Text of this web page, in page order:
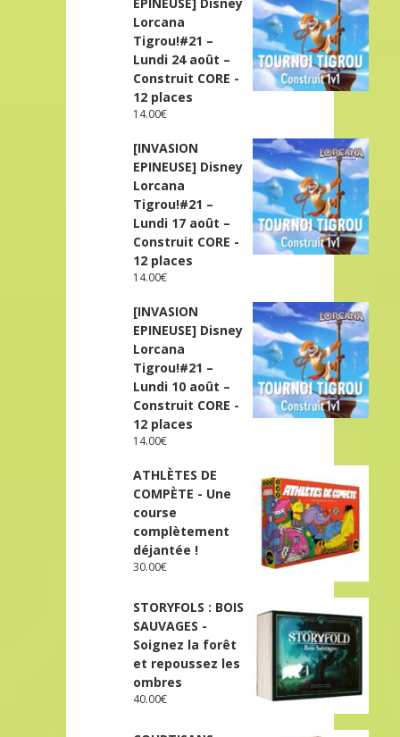
Lorcana
Tigrou!#21 –
Lundi 24 août –
Construit CORE -
12 places
14.00€
[INVASION
EPINEUSE] Disney
Lorcana
Tigrou!#21 –
Lundi 17 août –
Construit CORE -
12 places
14.00€
[INVASION
EPINEUSE] Disney
Lorcana
Tigrou!#21 –
Lundi 10 août –
Construit CORE -
12 places
14.00€
ATHLÈTES DE
COMPÈTE - Une
course
complètement
déjantée !
30.00€
STORYFOLS : BOIS
SAUVAGES -
Soignez la forêt
et repoussez les
ombres
40.00€